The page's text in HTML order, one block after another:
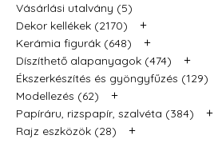
Vásárlási utalvány (5)
Dekor kellékek (2170)
+
Kerámia figurák (648) +
Díszíthető alapanyagok (474) +
Ékszerkészítés és gyöngyfűzés (129)
Modellezés (62) +
Papíráru, rizspapír, szalvéta (384) +
Rajz eszközök (28) +